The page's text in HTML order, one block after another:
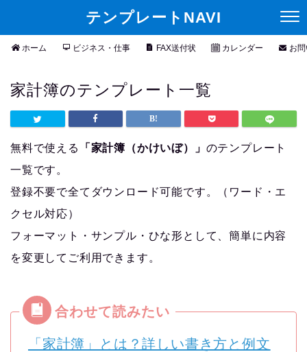
テンプレートNAVI
ホーム ビジネス・仕事 FAX送付状 カレンダー お
家計簿のテンプレート一覧
無料で使える 「家計簿（かけいぼ）」 のテンプレート
一覧です。
登録不要で全てダウンロード可能です。（ワード・エ
クセル対応）
フォーマット・サンプル・ひな形として、簡単に内容
を変更してご利用できます。
「家計簿」とは？詳しい書き方と例文